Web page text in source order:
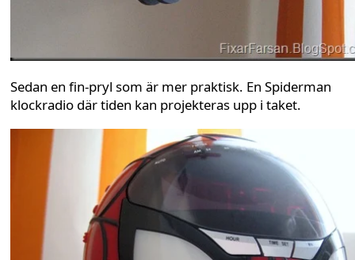
Sedan en fin-pryl som är mer praktisk. En Spiderman
klockradio där tiden kan projekteras upp i taket.